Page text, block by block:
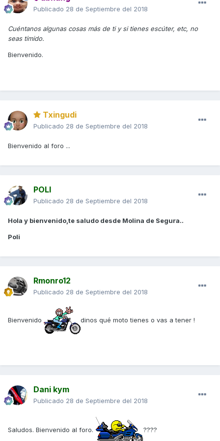
Publicado 28 de Septiembre del 2018
Cuéntanos algunas cosas más de ti y si tienes escúter, etc, no
seas tímido.
Bienvenido.
Txingudi
Publicado 28 de Septiembre del 2018
Bienvenido al foro ...
POLI
Publicado 28 de Septiembre del 2018
Hola y bienvenido,te saludo desde Molina de Segura..
Poli
Rmonro12
Publicado 28 de Septiembre del 2018
Bienvenido dinos qué moto tienes o vas a tener !
Dani kym
Publicado 28 de Septiembre del 2018
Saludos. Bienvenido al foro. ????